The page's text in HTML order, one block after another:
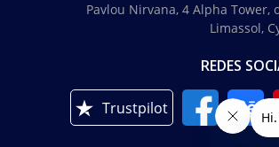
Pavlou Nirvana, 4 Alpha Tower,
Limassol,
REDES
Trustpilot